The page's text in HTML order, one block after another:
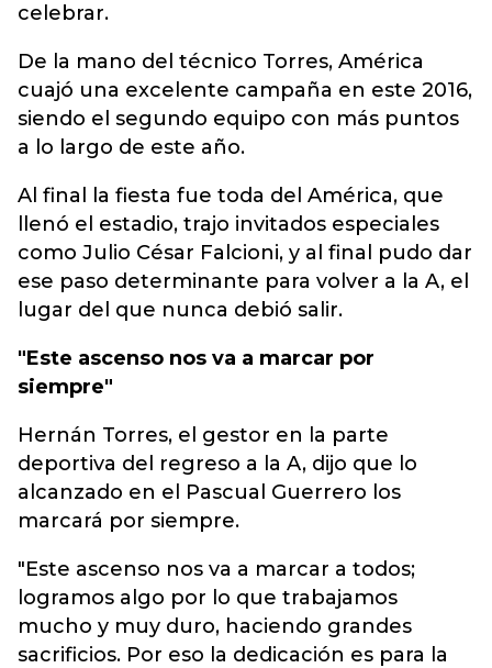
celebrar.
De la mano del técnico Torres, América
cuajó una excelente campaña en este 2016,
siendo el segundo equipo con más puntos
a lo largo de este año.
Al final la fiesta fue toda del América, que
llenó el estadio, trajo invitados especiales
como Julio César Falcioni, y al final pudo dar
ese paso determinante para volver a la A, el
lugar del que nunca debió salir.
"Este ascenso nos va a marcar por
siempre"
Hernán Torres, el gestor en la parte
deportiva del regreso a la A, dijo que lo
alcanzado en el Pascual Guerrero los
marcará por siempre.
"Este ascenso nos va a marcar a todos;
logramos algo por lo que trabajamos
mucho y muy duro, haciendo grandes
sacrificios. Por eso la dedicación es para la